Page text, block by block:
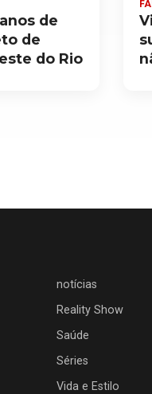
de
de
do Rio
notícias
Reality Show
Saúde
Séries
Vida e Estilo